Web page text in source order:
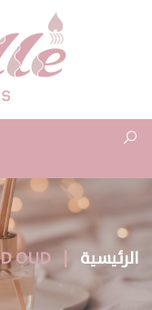
الرئيسية OUD